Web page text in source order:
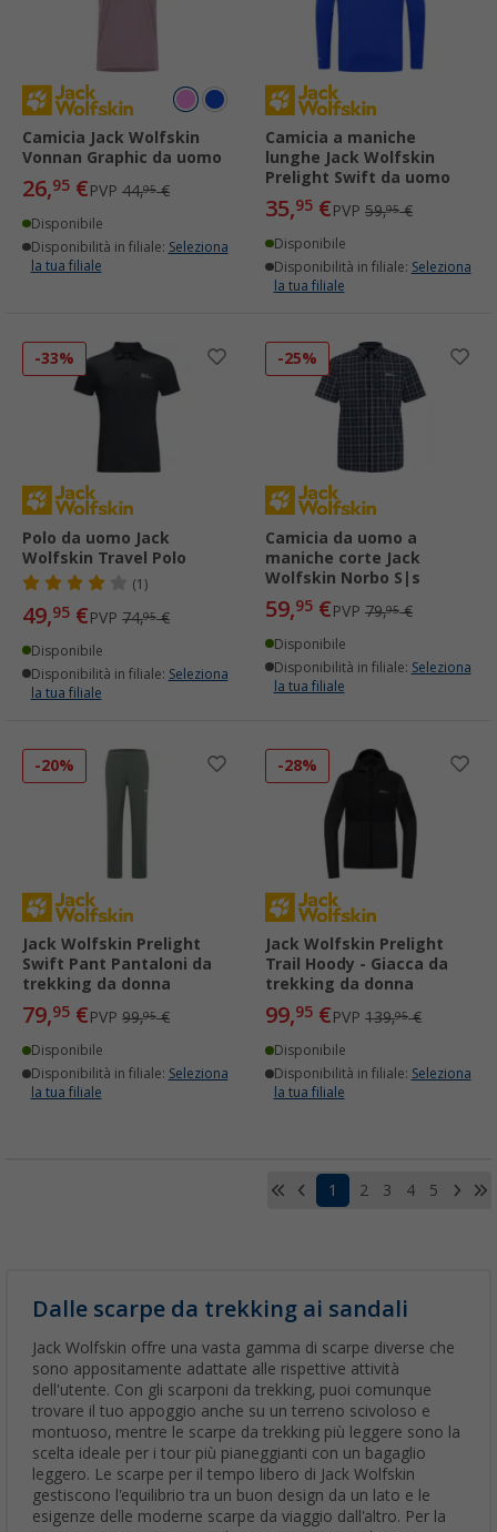
Camicia Jack Wolfskin
Vonnan Graphic da uomo
26,95 €PVP 44,95€
Disponibile
Disponibilità in filiale: Seleziona
la tua filiale
Camicia a maniche
lunghe Jack Wolfskin
Prelight Swift da uomo
35,95 €PVP 59,95€
Disponibile
Disponibilità in filiale: Seleziona
la tua filiale
-33%
Polo da uomo Jack
Wolfskin Travel Polo
(1)
49,95 €PVP 74,95€
Disponibile
Disponibilità in filiale: Seleziona
la tua filiale
-25%
Camicia da uomo a
maniche corte Jack
Wolfskin Norbo S|s
59,95 €PVP 79,95€
Disponibile
Disponibilità in filiale: Seleziona
la tua filiale
-20%
Jack Wolfskin Prelight
Swift Pant Pantaloni da
trekking da donna
79,95 €PVP 99,95€
Disponibile
Disponibilità in filiale: Seleziona
la tua filiale
-28%
Jack Wolfskin Prelight
Trail Hoody - Giacca da
trekking da donna
99,95 €PVP 139,95€
Disponibile
Disponibilità in filiale: Seleziona
la tua filiale
1 2 3 4 5
Dalle scarpe da trekking ai sandali
Jack Wolfskin offre una vasta gamma di scarpe diverse che
sono appositamente adattate alle rispettive attività
dell'utente. Con gli scarponi da trekking, puoi comunque
trovare il tuo appoggio anche su un terreno scivoloso e
montuoso, mentre le scarpe da trekking più leggere sono la
scelta ideale per i tour più pianeggianti con un bagaglio
leggero. Le scarpe per il tempo libero di Jack Wolfskin
gestiscono l'equilibrio tra un buon design da un lato e le
esigenze delle moderne scarpe da viaggio dall'altro. Per la